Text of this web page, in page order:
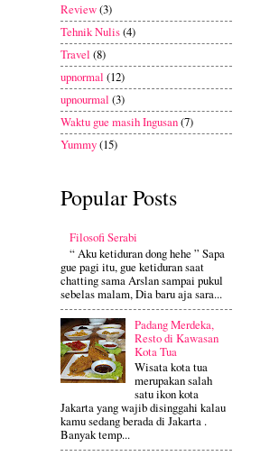
Review(3)
Tehnik Nulis(4)
Travel (8)
upnormal (12)
upnourmal (3)
Waktu gue masih Ingusan(7)
Yummy(15)
Popular Posts
Filosofi Serabi
“ Aku ketiduran dong hehe ” Sapa
gue pagi itu, gue ketiduran saat
chatting sama Arslan sampai pukul
sebelas malam, Dia baru aja sara...
Padang Merdeka,
Resto di Kawasan
Kota Tua
Wisata kota tua
merupakan salah
satu ikon kota
Jakarta yang wajib disinggahi kalau
kamu sedang berada di Jakarta .
Banyak temp...